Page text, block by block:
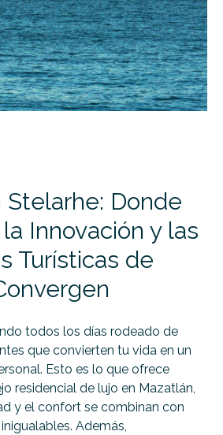
Donde
Innovación y las
Turísticas de
todos los días rodeado de
que convierten tu vida en un
Esto es lo que ofrece
residencial de lujo en Mazatlán,
y el confort se combinan con
Además,